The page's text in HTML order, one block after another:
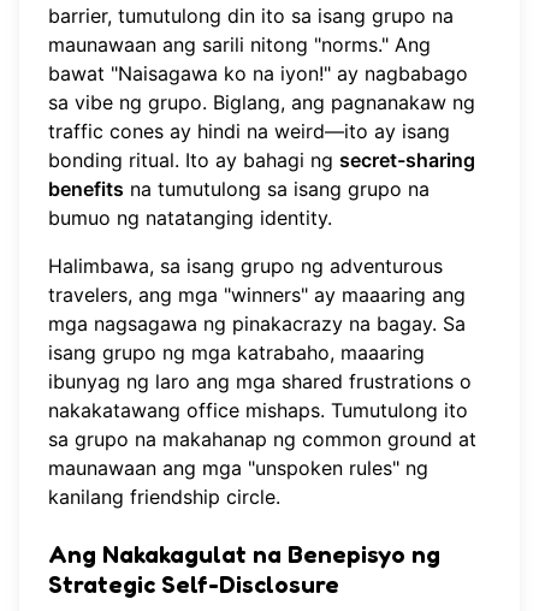
barrier, tumutulong din ito sa isang grupo na
maunawaan ang sarili nitong "norms." Ang
bawat "Naisagawa ko na iyon!" ay nagbabago
sa vibe ng grupo. Biglang, ang pagnanakaw ng
traffic cones ay hindi na weird—ito ay isang
bonding ritual. Ito ay bahagi ng secret-sharing
benefits na tumutulong sa isang grupo na
bumuo ng natatanging identity.
Halimbawa, sa isang grupo ng adventurous
travelers, ang mga "winners" ay maaaring ang
mga nagsagawa ng pinakacrazy na bagay. Sa
isang grupo ng mga katrabaho, maaaring
ibunyag ng laro ang mga shared frustrations o
nakakatawang office mishaps. Tumutulong ito
sa grupo na makahanap ng common ground at
maunawaan ang mga "unspoken rules" ng
kanilang friendship circle.
Ang Nakakagulat na Benepisyo ng
Strategic Self-Disclosure